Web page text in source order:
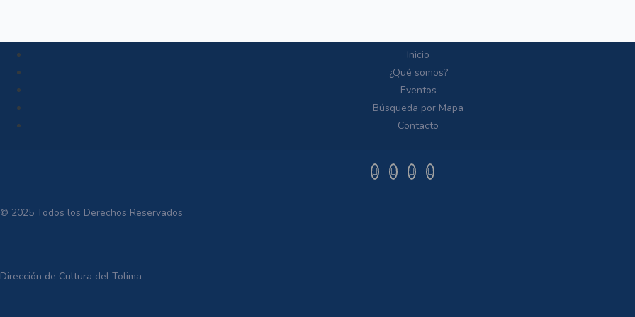
Inicio
¿Qué somos?
Eventos
Búsqueda por Mapa
Contacto
© 2025 Todos los Derechos Reservados
Dirección de Cultura del Tolima